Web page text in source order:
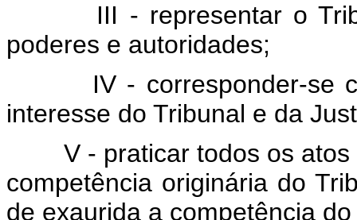
III - representar o
poderes e autoridades;
IV - corresponder-se
interesse do Tribunal e da
V - praticar todos os
competência originária do
de exaurida a competência